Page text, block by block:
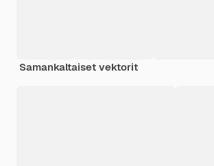
Samankaltaiset vektorit